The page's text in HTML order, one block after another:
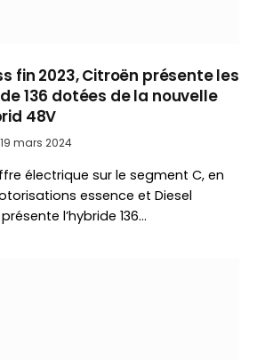
fin 2023, Citroën présente les
136 dotées de la nouvelle
48V
19 mars 2024
électrique sur le segment C, en
essence et Diesel
l’hybride 136…